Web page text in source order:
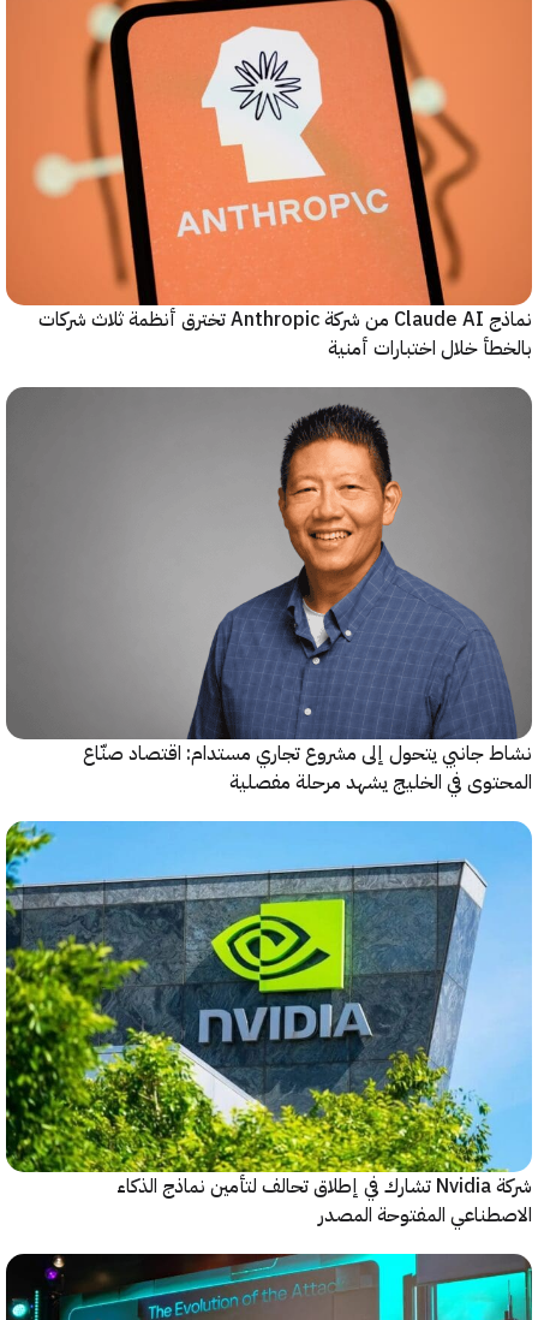
نماذج Claude AI من شركة Anthropic تخترق أنظمة ثلاث شركات
خلال اختبارات أمنية
جانبي يتحول إلى مشروع تجاري مستدام: اقتصاد صنّاع
في الخليج يشهد مرحلة مفصلية
شركة Nvidia تشارك في إطلاق تحالف لتأمين نماذج الذكاء
المفتوحة المصدر